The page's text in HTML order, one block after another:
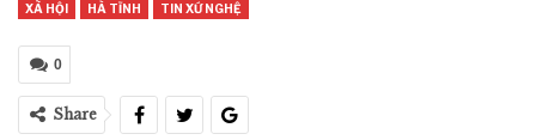
XÃ HỘI HÀ TĨNH TIN XỨ NGHỆ
0
Share